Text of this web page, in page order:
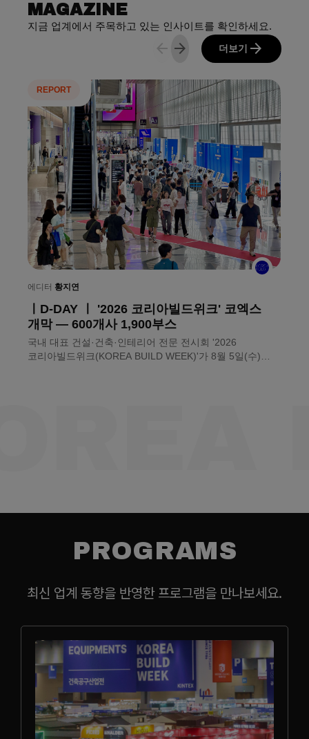
MAGAZINE
지금 업계에서 주목하고 있는 인사이트를 확인하세요.
arrow_back arrow_forward 더보기 arrow_forward
REPORT
에디터 황지연
ㅣD-DAY ㅣ '2026 코리아빌드위크' 코엑스
개막 — 600개사 1,900부스
국내 대표 건설·건축·인테리어 전문 전시회 '2026
코리아빌드위크(KOREA BUILD WEEK)'가 8월 5일(수)
PROGRAMS
최신 업계 동향을 반영한 프로그램을 만나보세요.